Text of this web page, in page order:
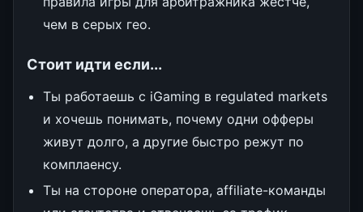
чем в серых гео.
Стоит идти если...
Ты работаешь с iGaming в regulated markets
и хочешь понимать, почему одни офферы
живут долго, а другие быстро режут по
комплаенсу.
Ты на стороне оператора, affiliate-команды